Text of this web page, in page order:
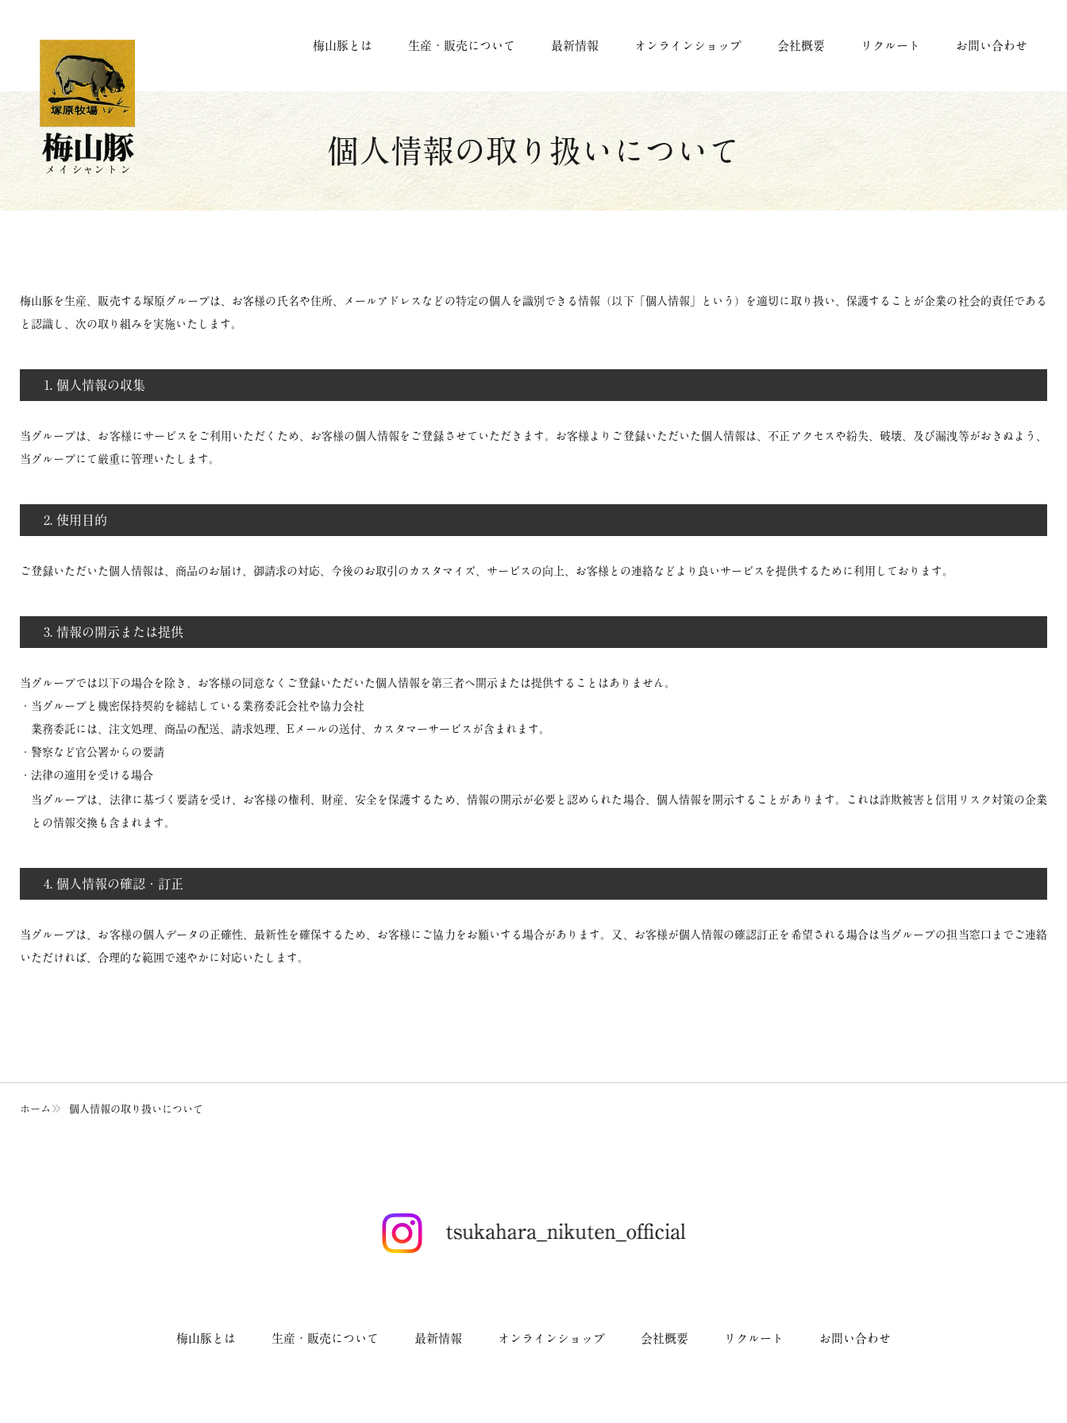
梅山豚とは 生産・販売について 最新情報 オンラインショップ 会社概要 リクルート お問い合わせ
個人情報の取り扱いについて
梅山豚を生産、販売する塚原グループは、お客様の氏名や住所、メールアドレスなどの特定の個人を識別できる情報（以下「個人情報」という）を適切に取り扱い、保護することが企業の社会的責任である
と認識し、次の取り組みを実施いたします。
1. 個人情報の収集
当グループは、お客様にサービスをご利用いただくため、お客様の個人情報をご登録させていただきます。お客様よりご登録いただいた個人情報は、不正アクセスや紛失、破壊、及び漏洩等がおきぬよう、
当グループにて厳重に管理いたします。
2. 使用目的
ご登録いただいた個人情報は、商品のお届け、御請求の対応、今後のお取引のカスタマイズ、サービスの向上、お客様との連絡などより良いサービスを提供するために利用しております。
3. 情報の開示または提供
当グループでは以下の場合を除き、お客様の同意なくご登録いただいた個人情報を第三者へ開示または提供することはありません。
・当グループと機密保持契約を締結している業務委託会社や協力会社
業務委託には、注文処理、商品の配送、請求処理、Eメールの送付、カスタマーサービスが含まれます。
・警察など官公署からの要請
・法律の適用を受ける場合
当グループは、法律に基づく要請を受け、お客様の権利、財産、安全を保護するため、情報の開示が必要と認められた場合、個人情報を開示することがあります。これは詐欺被害と信用リスク対策の企業
との情報交換も含まれます。
4. 個人情報の確認・訂正
当グループは、お客様の個人データの正確性、最新性を確保するため、お客様にご協力をお願いする場合があります。又、お客様が個人情報の確認訂正を希望される場合は当グループの担当窓口までご連絡
いただければ、合理的な範囲で速やかに対応いたします。
ホーム 個人情報の取り扱いについて
梅山豚とは 生産・販売について 最新情報 オンラインショップ 会社概要 リクルート お問い合わせ